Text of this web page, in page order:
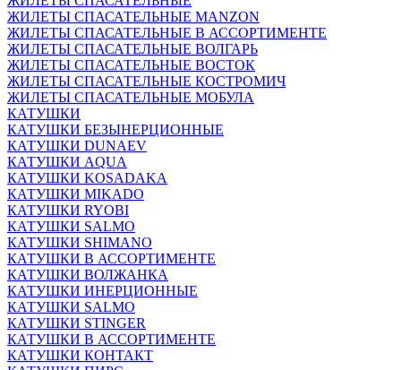
ЖИЛЕТЫ СПАСАТЕЛЬНЫЕ MANZON
ЖИЛЕТЫ СПАСАТЕЛЬНЫЕ В АССОРТИМЕНТЕ
ЖИЛЕТЫ СПАСАТЕЛЬНЫЕ ВОЛГАРЬ
ЖИЛЕТЫ СПАСАТЕЛЬНЫЕ ВОСТОК
ЖИЛЕТЫ СПАСАТЕЛЬНЫЕ КОСТРОМИЧ
ЖИЛЕТЫ СПАСАТЕЛЬНЫЕ МОБУЛА
КАТУШКИ
КАТУШКИ БЕЗЫНЕРЦИОННЫЕ
КАТУШКИ DUNAEV
КАТУШКИ AQUA
КАТУШКИ KOSADAKA
КАТУШКИ MIKADO
КАТУШКИ RYOBI
КАТУШКИ SALMO
КАТУШКИ SHIMANO
КАТУШКИ В АССОРТИМЕНТЕ
КАТУШКИ ВОЛЖАНКА
КАТУШКИ ИНЕРЦИОННЫЕ
КАТУШКИ SALMO
КАТУШКИ STINGER
КАТУШКИ В АССОРТИМЕНТЕ
КАТУШКИ КОНТАКТ